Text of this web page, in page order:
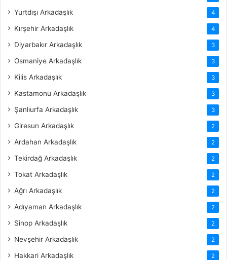
Yurtdışı Arkadaşlık 4
Kırşehir Arkadaşlık 4
Diyarbakır Arkadaşlık 3
Osmaniye Arkadaşlık 3
Kilis Arkadaşlık 3
Kastamonu Arkadaşlık 3
Şanlıurfa Arkadaşlık 3
Giresun Arkadaşlık 2
Ardahan Arkadaşlık 2
Tekirdağ Arkadaşlık 2
Tokat Arkadaşlık 2
Ağrı Arkadaşlık 2
Adıyaman Arkadaşlık 2
Sinop Arkadaşlık 2
Nevşehir Arkadaşlık 2
Hakkari Arkadaşlık 2